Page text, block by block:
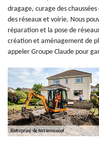
dragage, curage des
des réseaux et voirie. Nous
réparation et la pose de
création et aménagement de
appeler Groupe Claude pour